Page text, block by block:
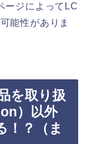
ージによってLC
能性がありま
を取り扱
）以外
！？（ま